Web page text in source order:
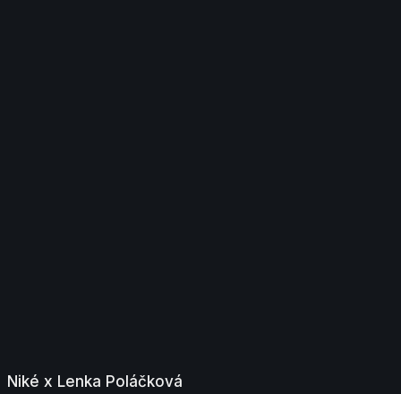
Niké x Lenka Poláčková